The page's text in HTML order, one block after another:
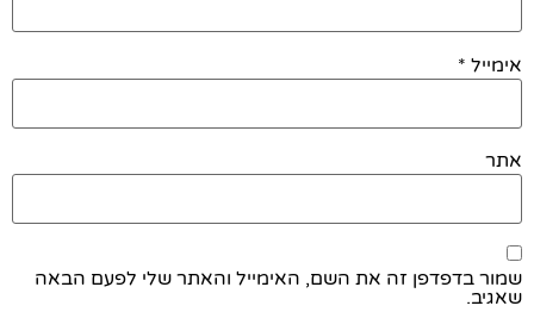
אימייל *
אתר
שמור בדפדפן זה את השם, האימייל והאתר שלי לפעם הבאה
שאגיב.